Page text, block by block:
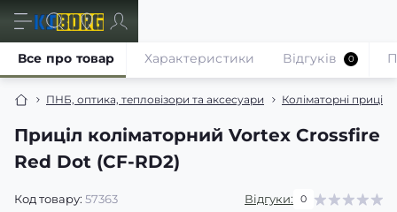
ПНБ, оптика, тепловізори та аксесуари Коліматорні приціли
Приціл коліматорний Vortex Crossfire
Red Dot (CF-RD2)
Код товару: 57363 Відгуки: 0
Все про товар Характеристики Відгуків 0